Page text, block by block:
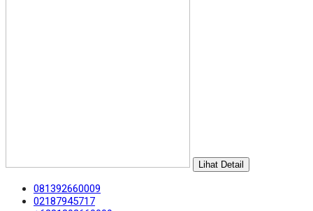
Lihat Detail
081392660009
02187945717